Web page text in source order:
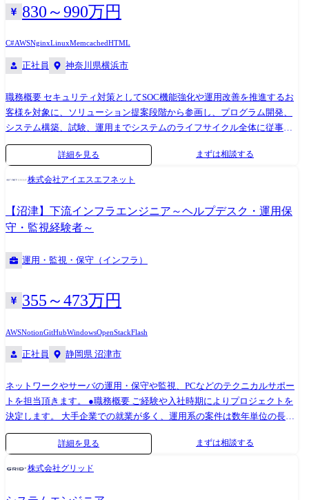
Apache Tomcat, IBM WebSphere ・Monitoring: CloudWatch, AppDynamics,
Datadog ・Design: Figma, Adobe Creative Cloud ・Front-end Framework:
830～990万円
C#AWSNginxLinuxMemcachedHTML
正社員 神奈川県横浜市
職務概要 セキュリティ対策としてSOC機能強化や運用改善を推進するお
客様を対象に、ソリューション提案段階から参画し、プログラム開発、
システム構築、試験、運用までシステムのライフサイクル全体に従事い
ただきます。 提案フェーズにおいては、ニーズ調査から提案書の作成に
プロジェクトリーダとして従事いただきます。 また、開発フェーズで
ます。 ※実際の機材設定やプログラミングは、協力会社へ発注し、開発
作業を推進することになります。 職務詳細 ●IT/IoTのサイバーセキュリ
ティに係るエンジニアリング。 ・中央省庁に対してヒアリングを行い、
リティに係わる事業の企画立案 ・ニーズの擦り合わせと並行して、上記
見、工程等の調整 ・組織の内外と協調し、上記に係わるソリューション
サービスの構成検討を推進 携わる事業・ビジネス・サービス・製品など
ュリティ確保のためのソリューション(システム、サービス、製品など)を
ィ機能が求められる情報システムの設計・開発・運用支援を行います。
お客様の環境等において想定される脅威の分析、対応方針の策定、各種
機能の設計・開発、セキュリティ機能の実装保証等を行います。また、
ネットワークの設計・構築、お客様へのセキュリティ訓練・演習、独自
暗号製品の提供なども実施しています。 当ポジションでは、お客さまの
詳細を見る まずは相談する
株式会社アイエスエフネット
【沼津】下流インフラエンジニア～ヘルプデスク・運用保
守・監視経験者～
運用・監視・保守（インフラ）
355～473万円
AWSNotionGitHubWindowsOpenStackFlash
正社員 静岡県 沼津市
ネットワークやサーバの運用・保守や監視、PCなどのテクニカルサポー
トを担当頂きます。 ●職務概要 ご経験や入社時期によりプロジェクトを
決定します。 大手企業での就業が多く、運用系の案件は数年単位の長期
に及びます。 データセンターの移転に関するプロジェクトや、ハード機
器メーカーからの依頼によるテクニカルサポートもあります。 また、ご
経験に応じ、将来はネットワークやサーバの構築や設計など、上流工程
詳細を見る まずは相談する
株式会社グリッド